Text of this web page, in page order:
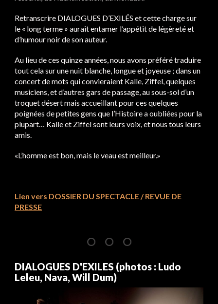
Retranscrire DIALOGUES D’EXILÉS et cette charge sur
le « long terme » aurait entamer l’appétit de légèreté et
d’humour noir de son auteur.
Au lieu de ces quinze années, nous avons préféré traduire
tout cela sur une nuit blanche, longue et joyeuse ; dans un
concert de mots qui convieraient Kalle, Ziffel, quelques
musiciens, et d’autres gars de passage, au sous-sol d’un
troquet désert mais accueillant pour ces quelques
poignées de petites gens que l’Histoire a oubliées pour la
plupart… Kalle et Ziffel sont leurs voix, et nous tous leurs
amis.
«L’homme est bon, mais le veau est meilleur.»
Lien vers DOSSIER DU SPECTACLE / REVUE DE
PRESSE
DIALOGUES D'EXILES (photos : Ludo
Leleu, Nava, Will Dum)